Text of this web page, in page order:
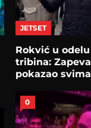
JETSET
Rokvić u
tribina:
pokazao
0